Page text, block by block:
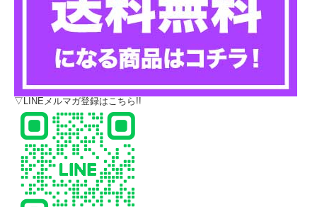
▽LINEメルマガ登録はこちら!!